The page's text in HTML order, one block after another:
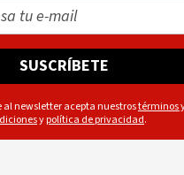
SUSCRÍBETE
al newsletter acepta nuestrostérminos
ypolítica de privacidad.